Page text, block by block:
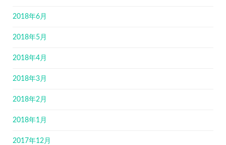
2018年6月
2018年5月
2018年4月
2018年3月
2018年2月
2018年1月
2017年12月